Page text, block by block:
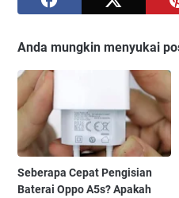
Anda mungkin menyukai
Seberapa Cepat Pengisian
Baterai Oppo A5s? Apakah